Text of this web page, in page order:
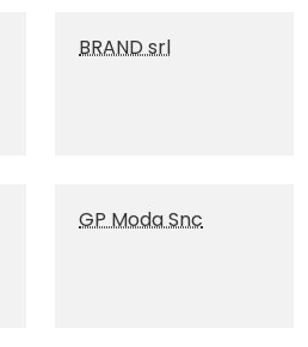
BRAND srl
GP Moda Snc